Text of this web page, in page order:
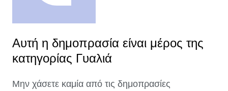
Αυτή η δημοπρασία είναι μέρος της
κατηγορίας Γυαλιά
Μην χάσετε καμία από τις δημοπρασίες